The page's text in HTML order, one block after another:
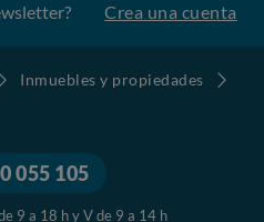
Crea una cuenta
Inmuebles y propiedades
055 105
9 a 18 h y V de 9 a 14 h